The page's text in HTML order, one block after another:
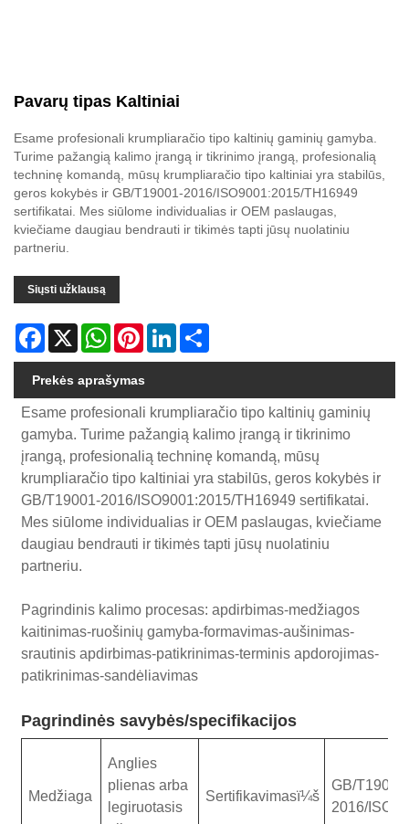
Pavarų tipas Kaltiniai
Esame profesionali krumpliaračio tipo kaltinių gaminių gamyba.
Turime pažangią kalimo įrangą ir tikrinimo įrangą, profesionalią
techninę komandą, mūsų krumpliaračio tipo kaltiniai yra stabilūs,
geros kokybės ir GB/T19001-2016/ISO9001:2015/TH16949
sertifikatai. Mes siūlome individualias ir OEM paslaugas,
kviečiame daugiau bendrauti ir tikimės tapti jūsų nuolatiniu
partneriu.
Siųsti užklausą
Facebook
X WhatsAppPinterestLinkedIn
Prekės aprašymas
Esame profesionali krumpliaračio tipo kaltinių gaminių
gamyba. Turime pažangią kalimo įrangą ir tikrinimo
įrangą, profesionalią techninę komandą, mūsų
krumpliaračio tipo kaltiniai yra stabilūs, geros kokybės ir
GB/T19001-2016/ISO9001:2015/TH16949 sertifikatai.
Mes siūlome individualias ir OEM paslaugas, kviečiame
daugiau bendrauti ir tikimės tapti jūsų nuolatiniu
partneriu.
Pagrindinis kalimo procesas: apdirbimas-medžiagos
kaitinimas-ruošinių gamyba-formavimas-aušinimas-
srautinis apdirbimas-patikrinimas-terminis apdorojimas-
patikrinimas-sandėliavimas
Pagrindinės savybės/specifikacijos
Medžiaga
Anglies
plienas arba
legiruotasis
Sertifikavimasï¼š
GB/
2016/